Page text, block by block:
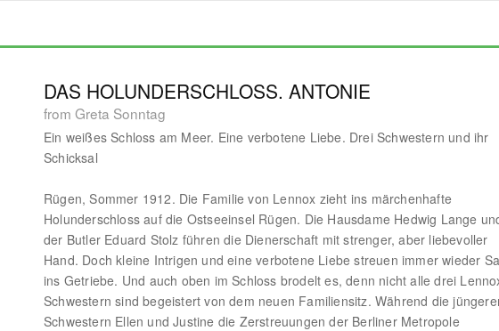
DAS HOLUNDERSCHLOSS. ANTONIE
from Greta Sonntag
Ein weißes Schloss am Meer. Eine verbotene Liebe. Drei Schwestern und ihr
Schicksal
Rügen, Sommer 1912. Die Familie von Lennox zieht ins märchenhafte
Holunderschloss auf die Ostseeinsel Rügen. Die Hausdame Hedwig Lange
der Butler Eduard Stolz führen die Dienerschaft mit strenger, aber liebevoller
Hand. Doch kleine Intrigen und eine verbotene Liebe streuen immer wieder
ins Getriebe. Und auch oben im Schloss brodelt es, denn nicht alle drei
Schwestern sind begeistert von dem neuen Familiensitz. Während die
Schwestern Ellen und Justine die Zerstreuungen der Berliner Metropole